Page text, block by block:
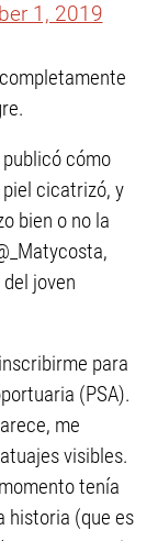
1, 2019
cómo
piel cicatrizó, y
bien o no la
joven
para
(PSA).
me
visibles.
tenía
historia (que es